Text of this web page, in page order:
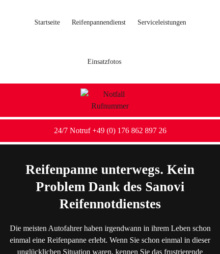
Startseite Reifenpannendienst Serviceleistungen
Einsatzfotos
24/7 Notruf +49 (0) 176 862 897 26
Reifenpanne unterwegs. Kein
Problem Dank des Sanovi
Reifennotdienstes
Die meisten Autofahrer haben irgendwann in ihrem Leben schon
einmal eine Reifenpanne erlebt. Wenn Sie schon einmal in dieser
unglücklichen Situation waren, kennen Sie das frustrierende